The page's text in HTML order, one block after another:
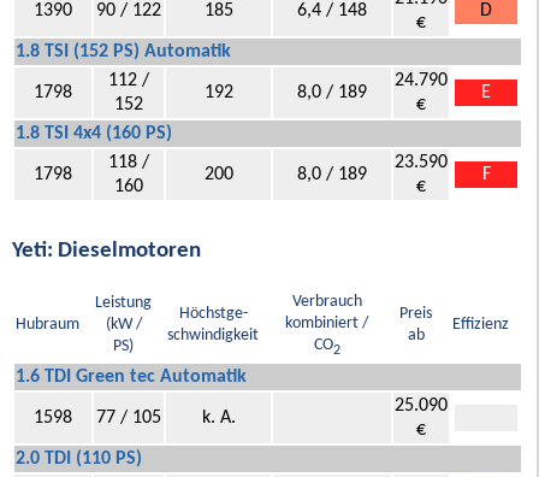
1390 90 / 122 185 6,4 / 148
€
D
1.8 TSI (152 PS) Automatik
1798
112 /
152
192 8,0 / 189
24.790
€
E
1.8 TSI 4x4 (160 PS)
1798
118 /
160
200 8,0 / 189
23.590
€
F
Yeti: Dieselmotoren
Hubraum
Leistung
(kW /
PS)
Höchstge-
schwindigkeit
Verbrauch
kombiniert /
CO2
Preis
ab
Effizienz
1.6 TDI Green tec Automatik
1598 77 / 105 k. A.
25.090
€
2.0 TDI (110 PS)